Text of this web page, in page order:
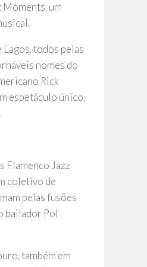
um
todos pelas
nomes do
Rick
espetáculo único,
Flamenco Jazz
coletivo de
pelas fusões
bailador Pol
também em